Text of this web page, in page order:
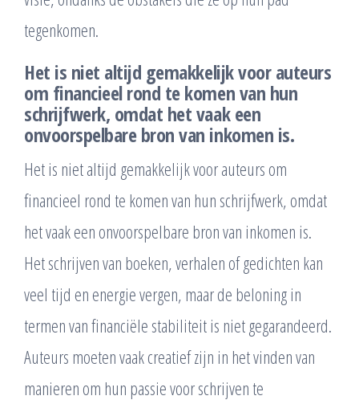
tegenkomen.
Het is niet altijd gemakkelijk voor auteurs
om financieel rond te komen van hun
schrijfwerk, omdat het vaak een
onvoorspelbare bron van inkomen is.
Het is niet altijd gemakkelijk voor auteurs om
financieel rond te komen van hun schrijfwerk, omdat
het vaak een onvoorspelbare bron van inkomen is.
Het schrijven van boeken, verhalen of gedichten kan
veel tijd en energie vergen, maar de beloning in
termen van financiële stabiliteit is niet gegarandeerd.
Auteurs moeten vaak creatief zijn in het vinden van
manieren om hun passie voor schrijven te